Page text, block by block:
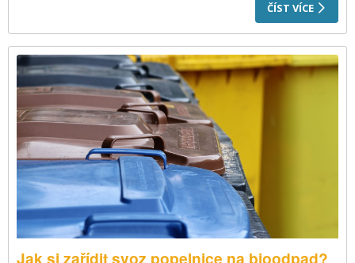
ČÍST VÍCE
Jak si zařídit svoz popelnice na bioodpad?